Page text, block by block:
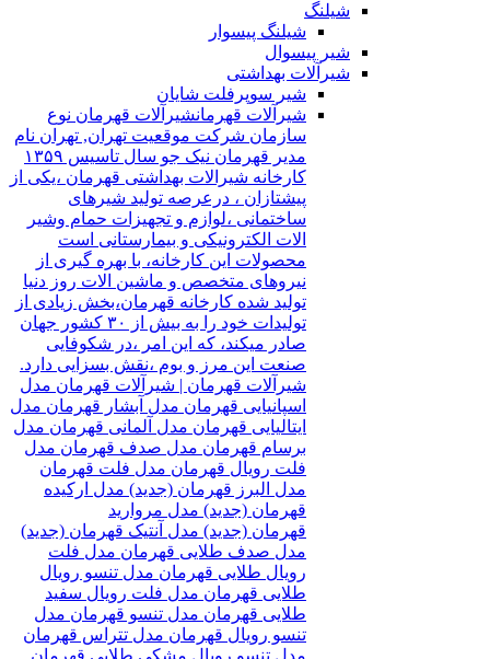
شیلنگ
شیلنگ پیسوار
شیر پیسوال
شیرآلات بهداشتی
شیر سوپرفلت شایان
شیرآلات قهرمانشیرآلات قهرمان نوع
سازمان شرکت موقعیت تهران, تهران نام
مدیر قهرمان نیک جو سال تاسیس ۱۳۵۹
کارخانه شیرالات بهداشتی قهرمان ،یکی از
پیشتازان ، درعرصه تولید شیرهای
ساختمانی ،لوازم و تجهیزات حمام وشیر
الات الکترونیکی و بیمارستانی است
محصولات این کارخانه، با بهره گیری از
نیروهای متخصص و ماشین الات روز دنیا
تولید شده کارخانه قهرمان،بخش زیادی از
تولیدات خود را به بیش از ۳۰ کشور جهان
صادر میکند، که این امر ،در شکوفایی
صنعت این مرز و بوم ،نقش بسزایی دارد.
شیرآلات قهرمان | شیرآلات قهرمان مدل
اسپانیایی قهرمان مدل آبشار قهرمان مدل
ایتالیایی قهرمان مدل آلمانی قهرمان مدل
برسام قهرمان مدل صدف قهرمان مدل
فلت رویال قهرمان مدل فلت قهرمان
مدل البرز قهرمان (جدید) مدل ارکیده
قهرمان (جدید) مدل مروارید
قهرمان (جدید) مدل آنتیک قهرمان (جدید)
مدل صدف طلایی قهرمان مدل فلت
رویال طلایی قهرمان مدل تنسو رویال
طلایی قهرمان مدل فلت رویال سفید
طلایی قهرمان مدل تنسو قهرمان مدل
تنسو رویال قهرمان مدل تتراس قهرمان
مدل تنسو رویال مشکی طلایی قهرمان